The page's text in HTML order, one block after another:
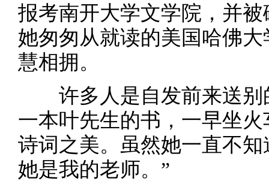
报考南开大学文学院，并
她匆匆从就读的美国哈佛
慧相拥。
许多人是自发前来送别
一本叶先生的书，一早坐
诗词之美。虽然她一直不
她是我的老师。”